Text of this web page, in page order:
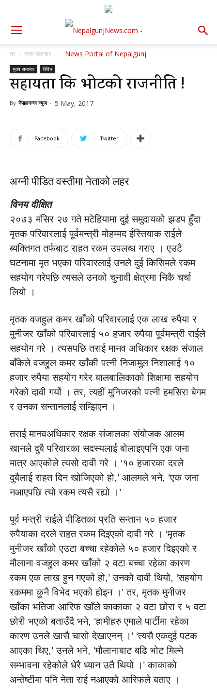
घर मुख्य समाचार
मुख्य समाचार विविध
सहायता कि भोटको राजनीति !
By नेपालगन्ज न्यूज - 5 May, 2017
Facebook Twitter
अग्नी पीडित वस्तीमा नेताको लहर
विनय दीक्षित
२०७३ मंसिर २७ गते मटेहियामा दुई समुदायको झडप हुँदा
मृतक परिवारलाई पूर्वमन्त्री मोहम्मद ईस्तियाक राईले
ब्यक्तिगत तर्फबाट राहत रकम उपलब्ध गराए । एउटै
घटनामा मृत भएका परिवारलाई उनले दुई किसिमले रकम
सहयोग गरेपछि त्यसले उनको चुनावी क्षेत्रमा निकै चर्चा
लियो ।
मृतक वजहुल कमर खाँको परिवारलाई एक लाख रुपैया र
मुनीजर खाँको परिवारलाई ५० हजार रुपैया पूर्वमन्त्री राईले
सहयोग गरे । त्यसपछि तराई मानव अधिकार रक्षक संजाल
बाँकेले वजहुल कमर खाँकी पत्नी निजामुल निशालाई १०
हजार रुपैया सहयोग गरेर बालबालिकाको शिक्षामा सहयोग
गरेको दावी गर्यो । तर, त्यहीं मुनिजरको पत्नी हमसिरा बेगम
र उनका सन्तानलाई सम्झिएन ।
तराई मानवअधिकार रक्षक संजालका संयोजक आलम
खानले दुबै परिवारका सदस्यलाई बोलाइएपनि एक जना
मात्र आएकोले त्यसो दावी गरे । ‘१० हजारका दरले
दुबैलाई राहत दिन खोजिएको हो,’ आलमले भने, ‘एक जना
नआएपछि त्यो रकम त्यसै रह्यो ।’
पूर्व मन्त्री राईले पीडितका प्रति सन्तान ५० हजार
रुपैयाका दरले राहत रकम दिइएको दावी गरे । ‘मृतक
मुनीजर खाँको एउटा बच्चा रहेकोले ५० हजार दिइएको र
मौलाना वजहुल कमर खाँको २ वटा बच्चा रहेका कारण
रकम एक लाख हुन गएको हो,’ उनको दावी थियो, ‘सहयोग
रकममा कुनै विभेद भएको होइन ।’ तर, मृतक मुनीजर
खाँका भतिजा आरिफ खाँले काकाका २ वटा छोरा र ५ वटा
छोरी भएको बताउँदै भने, ‘हामीहरु एमाले पार्टीमा रहेका
कारण उनले खासै चासो देखाएनन् ।’ ‘त्यसै एकदुई पटक
आएका थिए,’ उनले भने, ‘मौलानाबाट बढि भोट मिल्ने
सम्भावना रहेकोले धेरै ध्यान उतै थियो ।’ काकाको
अन्तेष्टीमा पनि नेता राई नआएको आरिफले बताए ।